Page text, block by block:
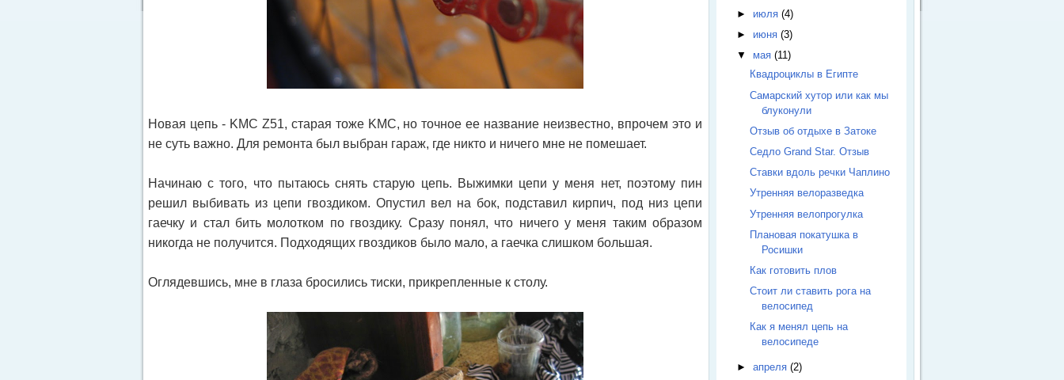
Новая цепь - KMC Z51, старая тоже KMC, но точное ее название неизвестно, впрочем это и
не суть важно. Для ремонта был выбран гараж, где никто и ничего мне не помешает.
Начинаю с того, что пытаюсь снять старую цепь. Выжимки цепи у меня нет, поэтому пин
решил выбивать из цепи гвоздиком. Опустил вел на бок, подставил кирпич, под низ цепи
гаечку и стал бить молотком по гвоздику. Сразу понял, что ничего у меня таким образом
никогда не получится. Подходящих гвоздиков было мало, а гаечка слишком большая.
Оглядевшись, мне в глаза бросились тиски, прикрепленные к столу.
► июля (4)
► июня (3)
▼
мая (11)
Квадроциклы в Египте
Самарский хутор или как мы
блуконули
Отзыв об отдыхе в Затоке
Седло Grand Star. Отзыв
Ставки вдоль речки Чаплино
Утренняя велоразведка
Утренняя велопрогулка
Плановая покатушка в
Росишки
Как готовить плов
Стоит ли ставить рога на
велосипед
Как я менял цепь на
велосипеде
►апреля (2)